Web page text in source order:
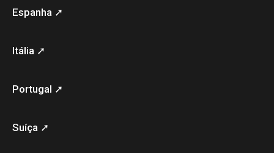
Espanha ➚
Itália ➚
Portugal ➚
Suíça ➚